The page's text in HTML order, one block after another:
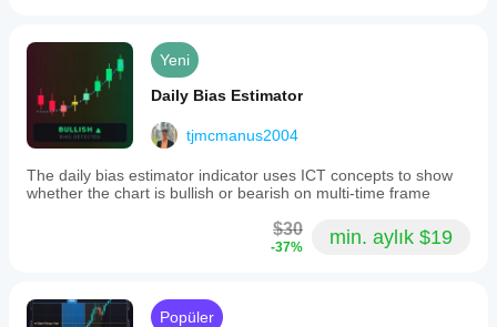
Yeni
Daily Bias Estimator
tjmcmanus2004
The daily bias estimator indicator uses ICT concepts to show
whether the chart is bullish or bearish on multi-time frame
$30
-37% min. aylık $19
Popüler